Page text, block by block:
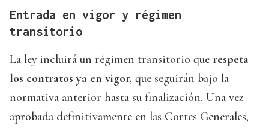
Entrada en vigor y régimen
transitorio
La ley incluirá un régimen transitorio que respeta
los contratos ya en vigor, que seguirán bajo la
normativa anterior hasta su finalización. Una vez
aprobada definitivamente en las Cortes Generales,